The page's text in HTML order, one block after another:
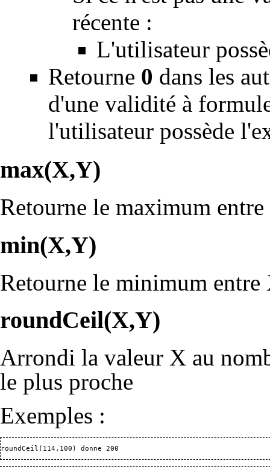
récente :
L'utilisateur
Retourne 0 dans les
d'une validité à
l'utilisateur possède
max(X,Y)
Retourne le maximum
min(X,Y)
Retourne le minimum entre
roundCeil(X,Y)
Arrondi la valeur X au
le plus proche
Exemples :
roundCeil(114,100) donne 200